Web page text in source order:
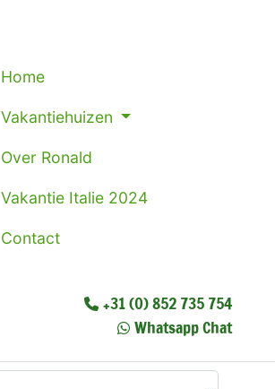
Home
Vakantiehuizen
Over Ronald
Vakantie Italie 2024
Contact
+31 (0) 852 735 754
Whatsapp Chat